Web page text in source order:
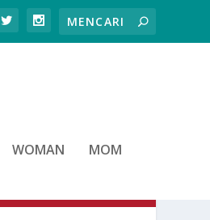
WOMAN MOM